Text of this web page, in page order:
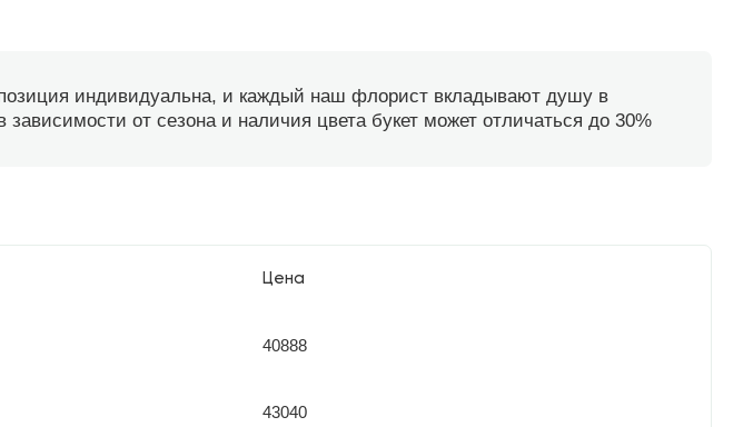
индивидуальна, и каждый наш флорист вкладывают душу в
от сезона и наличия цвета букет может отличаться до 30%
Цена
40888
43040